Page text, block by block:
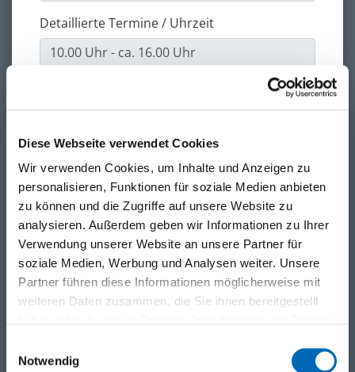
Diese Webseite verwendet Cookies
Wir verwenden Cookies, um Inhalte und Anzeigen zu
personalisieren, Funktionen für soziale Medien anbieten
zu können und die Zugriffe auf unsere Website zu
analysieren. Außerdem geben wir Informationen zu Ihrer
Verwendung unserer Website an unsere Partner für
soziale Medien, Werbung und Analysen weiter. Unsere
Partner führen diese Informationen möglicherweise mit
weiteren Daten zusammen, die Sie ihnen bereitgestellt
Notwendig
Detaillierte Termine / Uhrzeit
Firma
Strasse
PLZ / Ort
Land